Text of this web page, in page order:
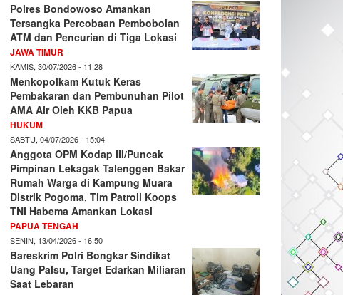
Polres Bondowoso Amankan
Tersangka Percobaan Pembobolan
ATM dan Pencurian di Tiga Lokasi
JAWA TIMUR
KAMIS, 30/07/2026 - 11:28
Menkopolkam Kutuk Keras
Pembakaran dan Pembunuhan Pilot
AMA Air Oleh KKB Papua
HUKUM
SABTU, 04/07/2026 - 15:04
Anggota OPM Kodap III/Puncak
Pimpinan Lekagak Talenggen Bakar
Rumah Warga di Kampung Muara
Distrik Pogoma, Tim Patroli Koops
TNI Habema Amankan Lokasi
PAPUA TENGAH
SENIN, 13/04/2026 - 16:50
Bareskrim Polri Bongkar Sindikat
Uang Palsu, Target Edarkan Miliaran
Saat Lebaran